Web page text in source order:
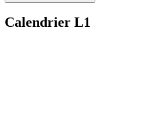
Calendrier L1